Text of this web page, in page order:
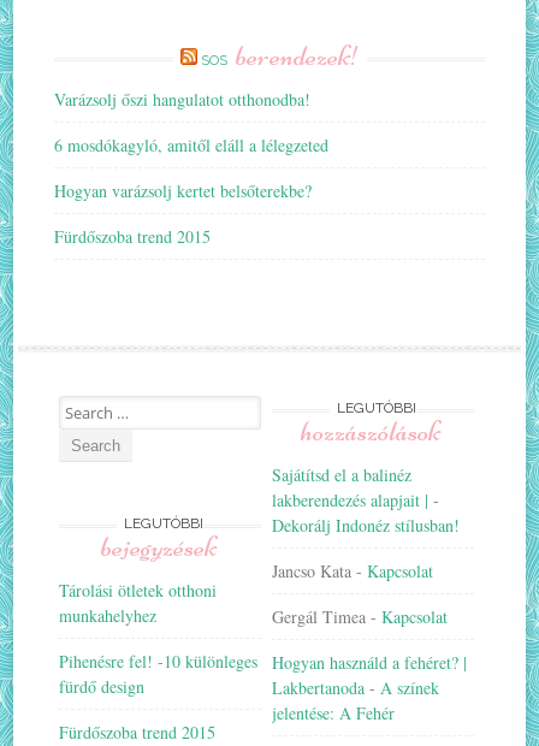
SOS berendezek!
Varázsolj őszi hangulatot otthonodba!
6 mosdókagyló, amitől eláll a lélegzeted
Hogyan varázsolj kertet belsőterekbe?
Fürdőszoba trend 2015
Search
for:
LEGUTÓBBI
bejegyzések
Tárolási ötletek otthoni
munkahelyhez
Pihenésre fel! -10 különleges
fürdő design
Fürdőszoba trend 2015
LEGUTÓBBI
hozzászólások
Sajátítsd el a balinéz
lakberendezés alapjait | -
Dekorálj Indonéz stílusban!
Jancso Kata -Kapcsolat
Gergál Timea -Kapcsolat
Hogyan használd a fehéret? |
Lakbertanoda -A színek
jelentése: A Fehér